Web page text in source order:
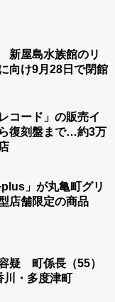
新屋島水族館のリ
向け9月28日で閉館
コード」の販売イ
復刻盤まで…約3万
」が丸亀町グリ
店舗限定の商品
疑 町係長（55）
・多度津町